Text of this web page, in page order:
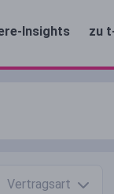
Insights zu
Vertragsart